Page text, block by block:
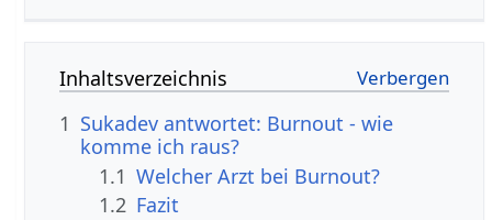
Inhaltsverzeichnis
1 Sukadev antwortet: Burnout - wie
komme ich raus?
1.1 Welcher Arzt bei Burnout?
1.2 Fazit